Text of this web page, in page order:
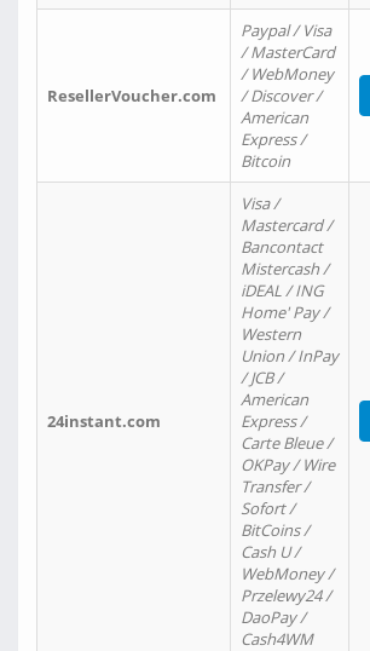
ResellerVoucher.com
Paypal / Visa
/ MasterCard
/ WebMoney
/ Discover /
American
Express /
Bitcoin
24instant.com
Visa /
Mastercard /
Bancontact
Mistercash /
iDEAL / ING
Home' Pay /
Western
Union / InPay
/ JCB /
American
Express /
Carte Bleue /
OKPay / Wire
Transfer /
Sofort /
BitCoins /
Cash U /
WebMoney /
Przelewy24 /
DaoPay /
Cash4WM